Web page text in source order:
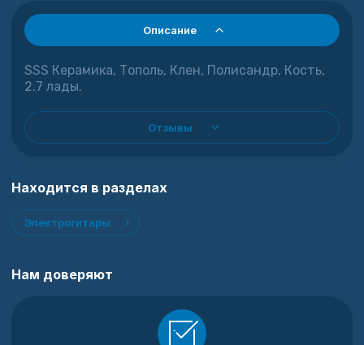
Описание
SSS Керамика, Тополь, Клен, Полисандр, Кость,
2.7 лады.
Отзывы
Находится в разделах
Электрогитары
Нам доверяют